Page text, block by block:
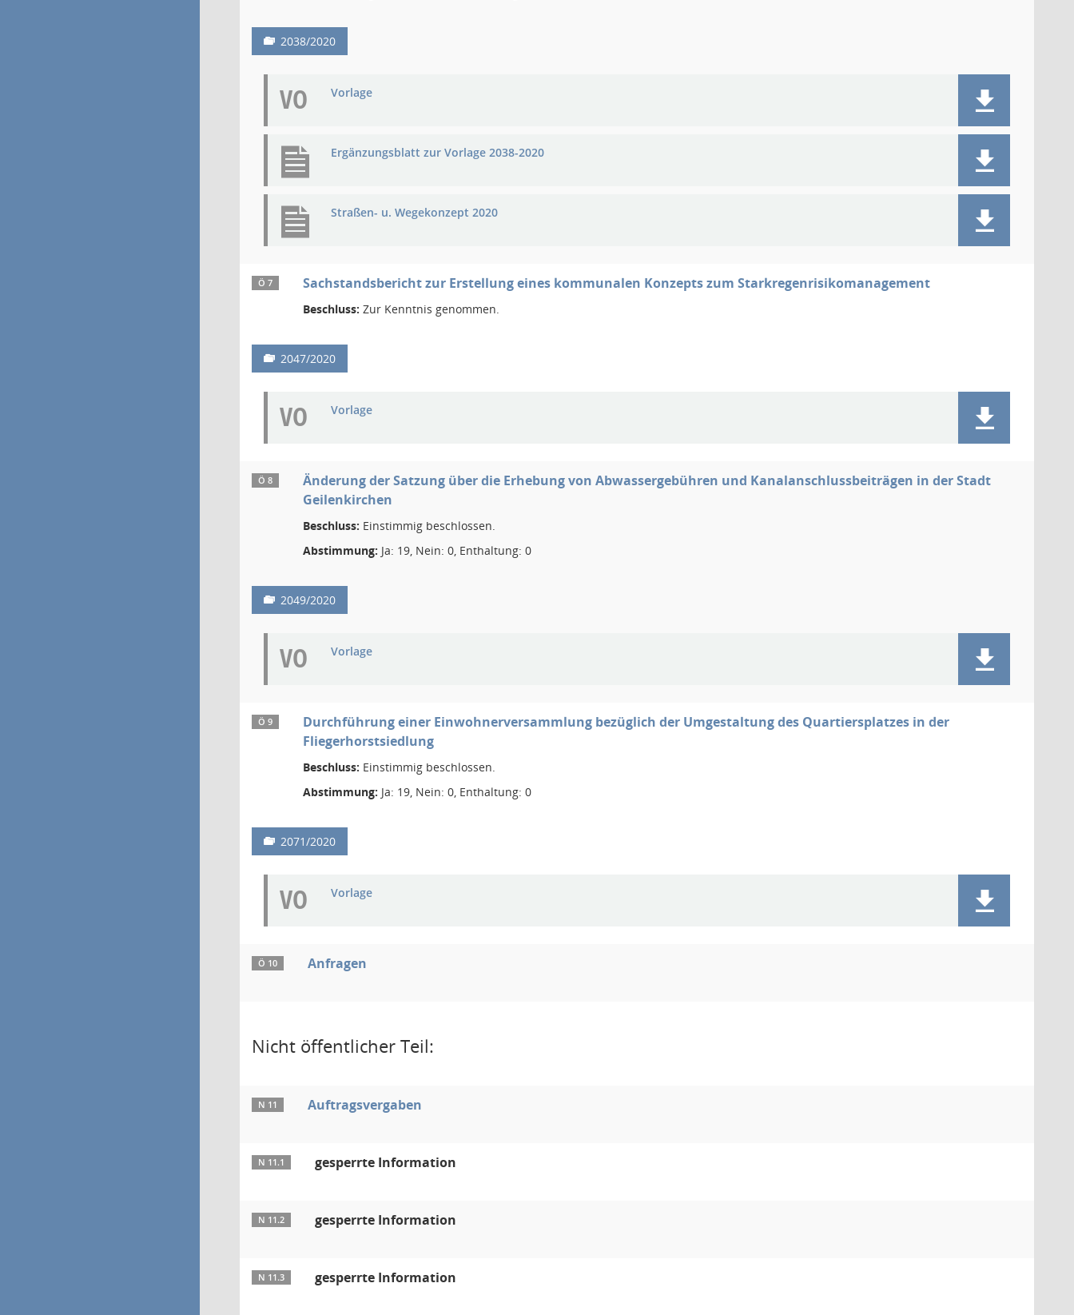
2038/2020
VO Vorlage
Ergänzungsblatt zur Vorlage 2038-2020
Straßen- u. Wegekonzept 2020
Ö 7 Sachstandsbericht zur Erstellung eines kommunalen Konzepts zum Starkregenrisikomanagement
Beschluss: Zur Kenntnis genommen.
2047/2020
VO Vorlage
Ö 8
Änderung der Satzung über die Erhebung von Abwassergebühren und Kanalanschlussbeiträgen in der Stadt
Geilenkirchen
Beschluss: Einstimmig beschlossen.
Abstimmung: Ja: 19, Nein: 0, Enthaltung: 0
2049/2020
VO Vorlage
Ö 9
Durchführung einer Einwohnerversammlung bezüglich der Umgestaltung des Quartiersplatzes in der
Fliegerhorstsiedlung
Beschluss: Einstimmig beschlossen.
Abstimmung: Ja: 19, Nein: 0, Enthaltung: 0
2071/2020
VO Vorlage
Ö 10 Anfragen
Nicht öffentlicher Teil:
N 11 Auftragsvergaben
N 11.1 gesperrte Information
N 11.2 gesperrte Information
N 11.3 gesperrte Information